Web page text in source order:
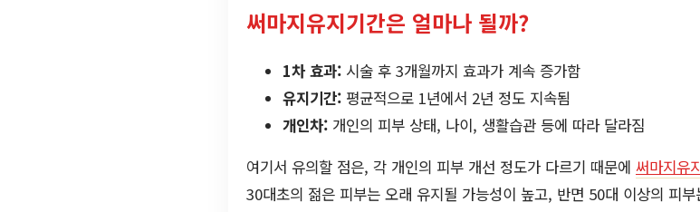
써마지유지기간은 얼마나 될까?
1차 효과: 시술 후 3개월까지 효과가 계속 증가함
유지기간: 평균적으로 1년에서 2년 정도 지속됨
개인차: 개인의 피부 상태, 나이, 생활습관 등에 따라 달라짐
여기서 유의할 점은, 각 개인의 피부 개선 정도가 다르기 때문에 써마지유
30대초의 젊은 피부는 오래 유지될 가능성이 높고, 반면 50대 이상의 피